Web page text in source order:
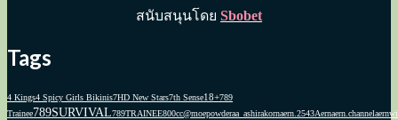
สนับสนุนโดย Sbobet
Tags
4 Kings4 Spicy Girls Bikinis7HD New Stars7th Sense18+789
Trainee789SURVIVAL789TRAINEE800cc@moepowderaa_ashirakornaern.2543Aernaern.channel